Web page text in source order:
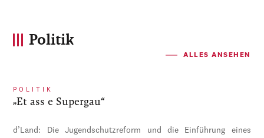
Politik
ALLES ANSEHEN
POLITIK
„Et ass e Supergau“
d’Land: Die Jugendschutzreform und die Einführung eines